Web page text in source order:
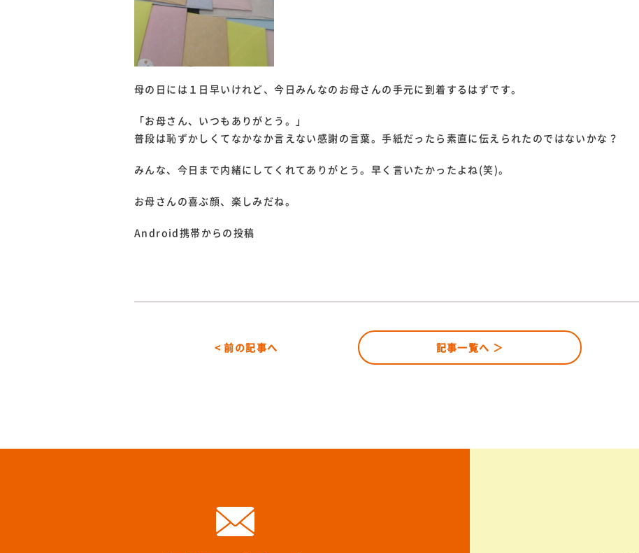
母の日には１日早いけれど、今日みんなのお母さんの手元に到着するはずです。
「お母さん、いつもありがとう。」
普段は恥ずかしくてなかなか言えない感謝の言葉。手紙だったら素直に伝えられたのではないかな？
みんな、今日まで内緒にしてくれてありがとう。早く言いたかったよね(笑)。
お母さんの喜ぶ顔、楽しみだね。
Android携帯からの投稿
< 前の記事へ 記事一覧へ ＞